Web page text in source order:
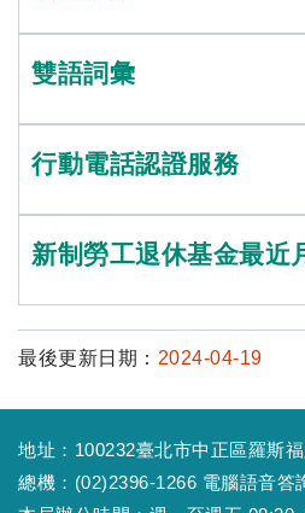
雙語詞彙
行動電話認證服務
新制勞工退休基金最近
最後更新日期： 2024-04-19
地址：100232臺北市中正區羅斯福
總機：(02)2396-1266 電腦語音答